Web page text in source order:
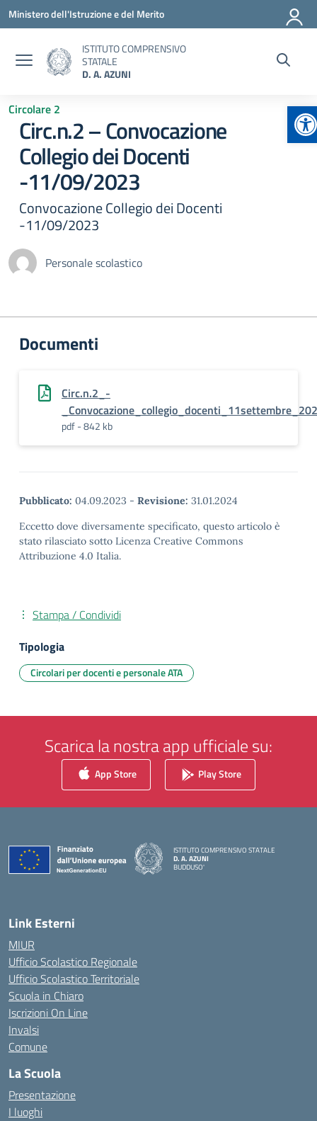
Vai ai contenuti
Vai al menu di navigazione
Vai al footer
Ministero dell'Istruzione e del Merito
ISTITUTO COMPRENSIVO
STATALE
D. A. AZUNI
Circolare 2
Circ.n.2 – Convocazione
Collegio dei Docenti
-11/09/2023
Convocazione Collegio dei Docenti
-11/09/2023
Personale scolastico
Documenti
Circ.n.2_-
pdf - 842 kb
Pubblicato: 04.09.2023 - Revisione: 31.01.2024
Eccetto dove diversamente specificato, questo articolo è
stato rilasciato sotto Licenza Creative Commons
Attribuzione 4.0 Italia.
Stampa / Condividi
Tipologia
Circolari per docenti e personale ATA
Scarica la nostra app ufficiale su:
App Store Play Store
ISTITUTO COMPRENSIVO STATALE
D. A. AZUNI
BUDDUSO'
Link Esterni
MIUR
Ufficio Scolastico Regionale
Ufficio Scolastico Territoriale
Scuola in Chiaro
Iscrizioni On Line
Invalsi
Comune
La Scuola
Presentazione
I luoghi